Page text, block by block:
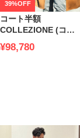
39%OFF
コート半額
COLLEZIONE (コレ
100％ 無地 シングル
¥98,780